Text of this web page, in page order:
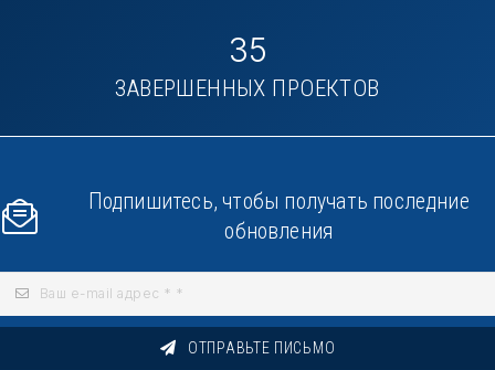
35
ЗАВЕРШЕННЫХ ПРОЕКТОВ
Подпишитесь, чтобы получать последние
обновления
ОТПРАВЬТЕ ПИСЬМО